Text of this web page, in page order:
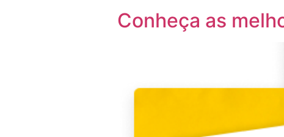
Conheça as